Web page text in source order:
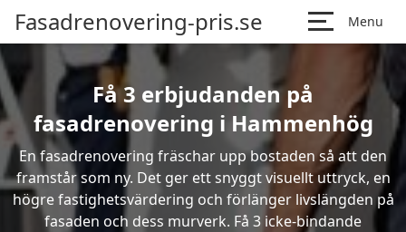
Fasadrenovering-pris.se Menu
Få 3 erbjudanden på
fasadrenovering i Hammenhög
En fasadrenovering fräschar upp bostaden så att den
framstår som ny. Det ger ett snyggt visuellt uttryck, en
högre fastighetsvärdering och förlänger livslängden på
fasaden och dess murverk. Få 3 icke-bindande